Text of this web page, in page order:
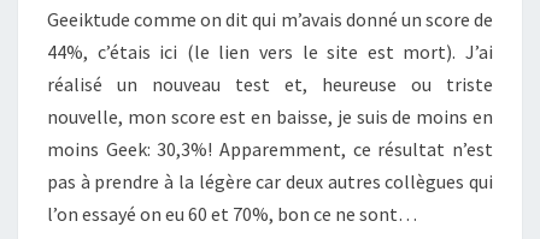
Geeiktude comme on dit qui m’avais donné un score de
44%, c’étais ici (le lien vers le site est mort). J’ai
réalisé un nouveau test et, heureuse ou triste
nouvelle, mon score est en baisse, je suis de moins en
moins Geek: 30,3%! Apparemment, ce résultat n’est
pas à prendre à la légère car deux autres collègues qui
l’on essayé on eu 60 et 70%, bon ce ne sont…